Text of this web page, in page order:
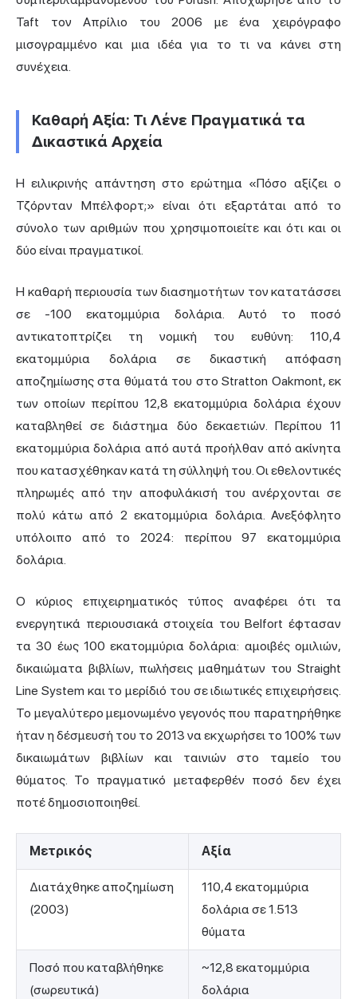
Taft τον Απρίλιο του 2006 με ένα χειρόγραφο
μισογραμμένο και μια ιδέα για το τι να κάνει στη
συνέχεια.
Καθαρή Αξία: Τι Λένε Πραγματικά τα
Δικαστικά Αρχεία
Η ειλικρινής απάντηση στο ερώτημα «Πόσο αξίζει ο
Τζόρνταν Μπέλφορτ;» είναι ότι εξαρτάται από το
σύνολο των αριθμών που χρησιμοποιείτε και ότι και οι
δύο είναι πραγματικοί.
Η καθαρή περιουσία των διασημοτήτων τον κατατάσσει
σε -100 εκατομμύρια δολάρια. Αυτό το ποσό
αντικατοπτρίζει τη νομική του ευθύνη: 110,4
εκατομμύρια δολάρια σε δικαστική απόφαση
αποζημίωσης στα θύματά του στο Stratton Oakmont, εκ
των οποίων περίπου 12,8 εκατομμύρια δολάρια έχουν
καταβληθεί σε διάστημα δύο δεκαετιών. Περίπου 11
εκατομμύρια δολάρια από αυτά προήλθαν από ακίνητα
που κατασχέθηκαν κατά τη σύλληψή του. Οι εθελοντικές
πληρωμές από την αποφυλάκισή του ανέρχονται σε
πολύ κάτω από 2 εκατομμύρια δολάρια. Ανεξόφλητο
υπόλοιπο από το 2024: περίπου 97 εκατομμύρια
δολάρια.
Ο κύριος επιχειρηματικός τύπος αναφέρει ότι τα
ενεργητικά περιουσιακά στοιχεία του Belfort έφτασαν
τα 30 έως 100 εκατομμύρια δολάρια: αμοιβές ομιλιών,
δικαιώματα βιβλίων, πωλήσεις μαθημάτων του Straight
Line System και το μερίδιό του σε ιδιωτικές επιχειρήσεις.
Το μεγαλύτερο μεμονωμένο γεγονός που παρατηρήθηκε
ήταν η δέσμευσή του το 2013 να εκχωρήσει το 100% των
δικαιωμάτων βιβλίων και ταινιών στο ταμείο του
θύματος. Το πραγματικό μεταφερθέν ποσό δεν έχει
ποτέ δημοσιοποιηθεί.
Μετρικός Αξία
Διατάχθηκε αποζημίωση
(2003)
110,4 εκατομμύρια
δολάρια σε 1.513
θύματα
Ποσό που καταβλήθηκε
(σωρευτικά)
~12,8 εκατομμύρια
δολάρια